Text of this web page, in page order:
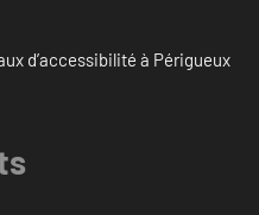
d’accessibilité à Périgueux